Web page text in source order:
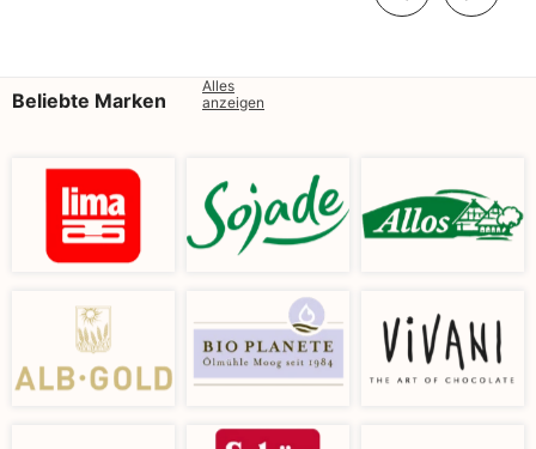
Beliebte Marken
Alles
anzeigen